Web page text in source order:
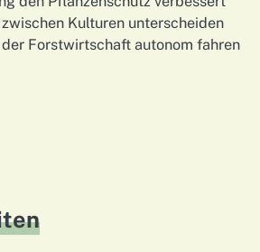
Kulturen unterscheiden
Forstwirtschaft autonom fahren